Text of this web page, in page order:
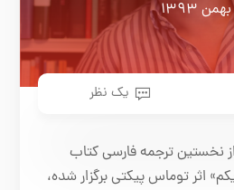
یک نظر
نخستین ترجمه‌ فارسی کتاب
اثر توماس پیکتی برگزار شده،